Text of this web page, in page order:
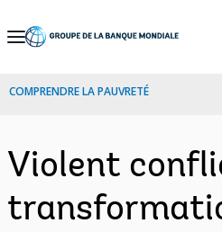
Skip
Navigation
COMPRENDRE LA PAUVRETÉ
Violent